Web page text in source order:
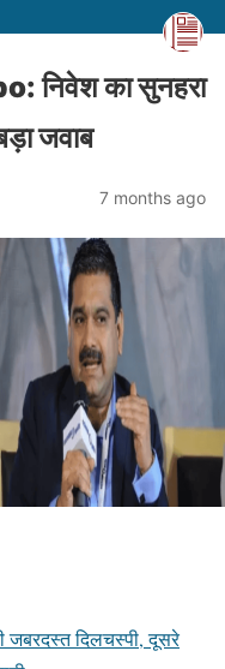
का सुनहरा
जवाब
7 months ago
जबरदस्त दिलचस्पी, दूसरे